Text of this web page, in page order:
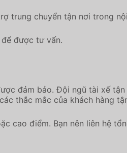
trung chuyển tận nơi trong
được tư vấn.
đảm bảo. Đội ngũ tài xế
thắc mắc của khách hàng
cao điểm. Bạn nên liên hệ